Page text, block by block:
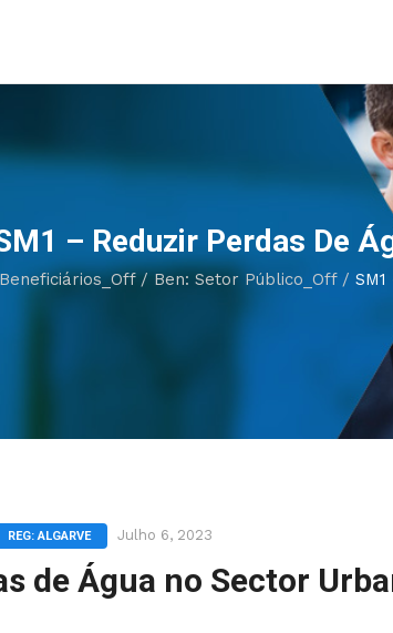
– Reduzir Perdas De
Beneficiários_Off/ Ben: Setor Público_Off/
REG: ALGARVE Julho 6, 2023
de Água no Sector